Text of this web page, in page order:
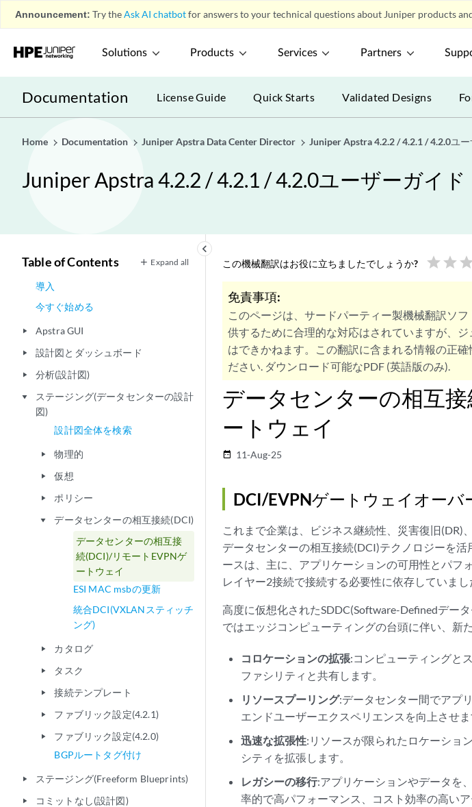
Announcement: Try theAsk AI chatbotfor answers to your technical questions about Juniper products
Solutions Products Services Partners
Documentation License Guide Quick Starts Validated Designs
Home Documentation Juniper Apstra Data Center Director Juniper Apstra 4.2.2 / 4.2.1 / 4.2.0ユ
Juniper Apstra 4.2.2 / 4.2.1 / 4.2.0ユーザーガイド
keyboard_arrow_left
Table of Contents Expand all
導入
今すぐ始める
play_arrow Apstra GUI
play_arrow 設計図とダッシュボード
play_arrow 分析(設計図)
play_arrow
ステージング(データセンターの設計
図)
設計図全体を検索
play_arrow 物理的
play_arrow 仮想
play_arrow ポリシー
play_arrow
データセンターの相互接続(DCI)
データセンターの相互接
続(DCI)/リモートEVPNゲ
ートウェイ
ESI MAC msbの更新
統合DCI(VXLANスティッチ
ング)
play_arrow カタログ
play_arrow タスク
play_arrow 接続テンプレート
play_arrow ファブリック設定(4.2.1)
play_arrow
ファブリック設定(4.2.0)
BGPルートタグ付け
play_arrow ステージング(Freeform Blueprints)
play_arrow コミットなし(設計図)
この機械翻訳はお役に立ちましたでしょうか? star star star
免責事項:
このページは、サードパーティー製機械翻訳ソ
供するために合理的な対応はされていますが、
はできかねます。この翻訳に含まれる情報の正
ださい. ダウンロード可能なPDF (英語版のみ).
データセンターの相互
ートウェイ
date_range 11-Aug-25
DCI/EVPNゲートウェイオーバ
これまで企業は、ビジネス継続性、災害復旧(DR)
データセンターの相互接続(DCI)テクノロジーを
ースは、主に、アプリケーションの可用性とパフ
レイヤー2接続で接続する必要性に依存していまし
高度に仮想化されたSDDC(Software-Definedデー
ではエッジコンピューティングの台頭に伴い、新
コロケーションの拡張:コンピューティングと
ファシリティと共有します。
リソースプーリング:データセンター間でアプ
エンドユーザーエクスペリエンスを向上させま
迅速な拡張性:リソースが限られたロケーショ
シティを拡張します。
レガシーの移行:アプリケーションやデータを
率的で高パフォーマンス、コスト効率の高い